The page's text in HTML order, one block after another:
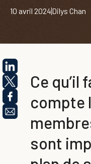
10 avril 2024Dilys Chan
Ce qu’il
compte
sont